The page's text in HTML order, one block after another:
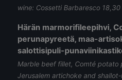
wine: Cossetti Barbaresco
Härän marmorifileepihvi,
perunapyreetä, maa-
salottisipuli-
Marble beef fillet, Comté potato
Jerusalem artichoke and